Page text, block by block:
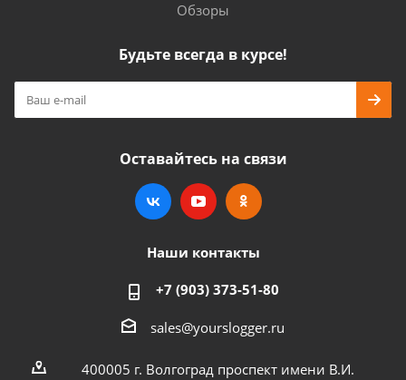
Обзоры
Будьте всегда в курсе!
Оставайтесь на связи
Наши контакты
+7 (903) 373-51-80
sales@yourslogger.ru
400005 г. Волгоград проспект имени В.И.